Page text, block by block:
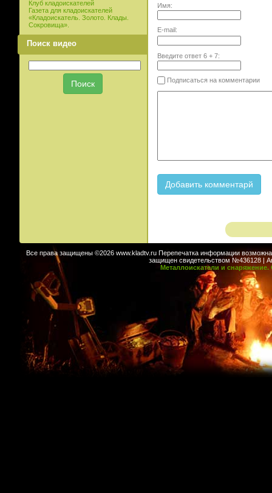
Клуб кладоискателей
Газета для кладоискателей
«Кладоискатель. Золото. Клады.
Сокровища».
Поиск видео
Имя:
E-mail:
Введите ответ 6+ 7:
Подписаться на комментарии
Все права защищены ©2026 www.kladtv.ru Перепечатка информации возможна
защищен свидетельством №436128 |
Металлоискатели и